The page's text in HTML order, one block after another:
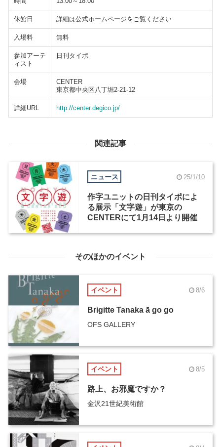
休館日 詳細は公式ホームページをご覧ください
入場料 無料
参加アーテ
ィスト
日刊タイポ
会場
CENTER
東京都中央区八丁堀2-21-12
詳細URL http://center.degico.jp/
関連記事
ニュース 25/1/10
作字ユニットの日刊タイポによ
る展示「文字遊」が東京の
CENTERにて1月14日より開催
そのほかのイベント
イベント 8/6
Brigitte Tanaka ā go go
OFS GALLERY
イベント 8/5
路上、お邪魔ですか？
金沢21世紀美術館